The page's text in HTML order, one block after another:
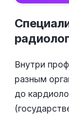
Внутри
разным
до